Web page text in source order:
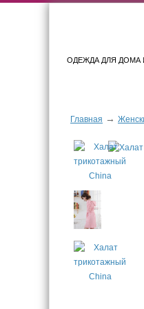
ОДЕЖДА ДЛЯ ДОМА
Главная →